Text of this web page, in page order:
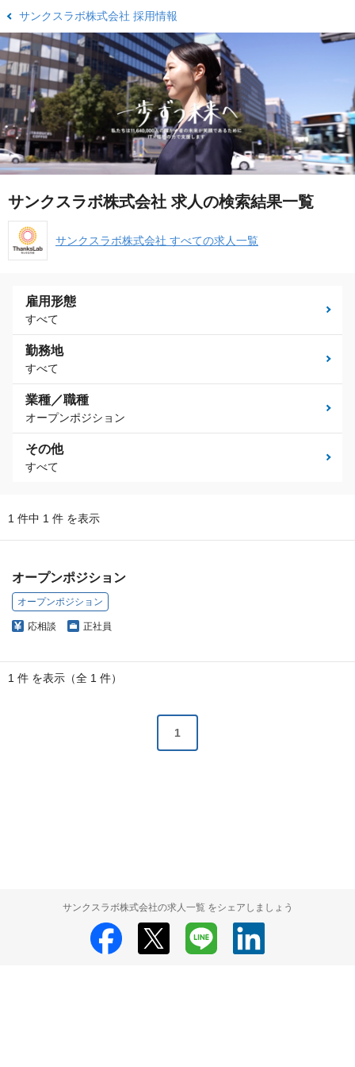
サンクスラボ株式会社 採用情報
サンクスラボ株式会社 求人の検索結果一覧
サンクスラボ株式会社 すべての求人一覧
雇用形態
すべて
勤務地
すべて
業種／職種
オープンポジション
その他
すべて
1 件中 1 件 を表示
オープンポジション
オープンポジション
応相談 正社員
1 件 を表示（全 1 件）
1
サンクスラボ株式会社の求人一覧 をシェアしましょう